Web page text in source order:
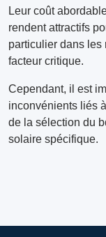
Leur coût
rendent attractifs
particulier dans les
facteur critique.
Cependant, il est
inconvénients liés
de la sélection du
solaire spécifique.